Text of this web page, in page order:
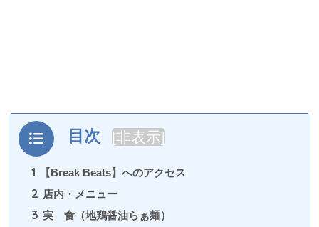
目次 [非表示]
1 【Break Beats】へのアクセス
2 店内・メニュー
3 実 食（地鶏醤油らぁ麺）